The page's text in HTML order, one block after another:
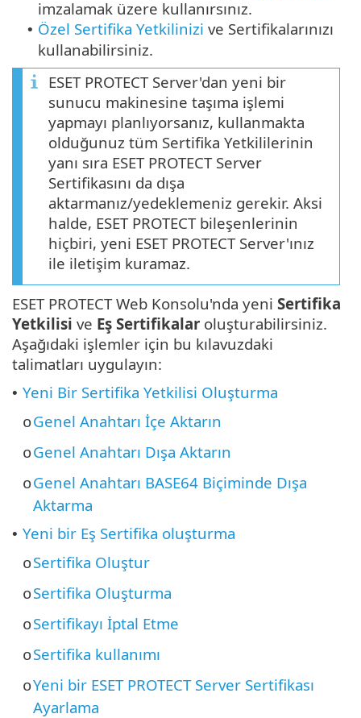
imzalamak üzere kullanırsınız.
• Özel Sertifika Yetkilinizi ve Sertifikalarınızı
kullanabilirsiniz.
ESET PROTECT Server'dan yeni bir
sunucu makinesine taşıma işlemi
yapmayı planlıyorsanız, kullanmakta
olduğunuz tüm Sertifika Yetkililerinin
yanı sıra ESET PROTECT Server
Sertifikasını da dışa
aktarmanız/yedeklemeniz gerekir. Aksi
halde, ESET PROTECT bileşenlerinin
hiçbiri, yeni ESET PROTECT Server'ınız
ile iletişim kuramaz.
ESET PROTECT Web Konsolu'nda yeni Sertifika
Yetkilisi ve Eş Sertifikalar oluşturabilirsiniz.
Aşağıdaki işlemler için bu kılavuzdaki
talimatları uygulayın:
• Yeni Bir Sertifika Yetkilisi Oluşturma
oGenel Anahtarı İçe Aktarın
oGenel Anahtarı Dışa Aktarın
oGenel Anahtarı BASE64 Biçiminde Dışa
Aktarma
• Yeni bir Eş Sertifika oluşturma
oSertifika Oluştur
oSertifika Oluşturma
oSertifikayı İptal Etme
oSertifika kullanımı
oYeni bir ESET PROTECT Server Sertifikası
Ayarlama